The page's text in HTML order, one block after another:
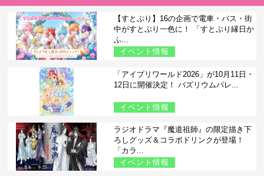
【すとぷり】16の企画で電車・バス・街
中がすとぷり一色に！ 「すとぷり縁日か
ふ...
イベント情報
「アイプリワールド2026」が10月11日・
12日に開催決定！ バズリウムパレ...
イベント情報
ラジオドラマ『魔道祖師』の限定描き下
ろしグッズ＆コラボドリンクが登場！
「カラ...
イベント情報